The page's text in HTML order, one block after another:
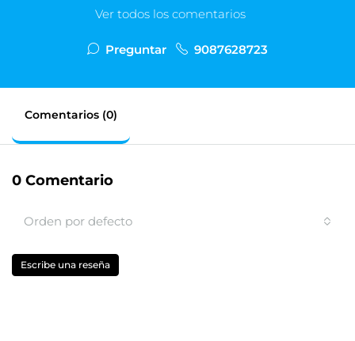
Ver todos los comentarios
Preguntar 9087628723
Comentarios (0)
0 Comentario
Orden por defecto
Escribe una reseña